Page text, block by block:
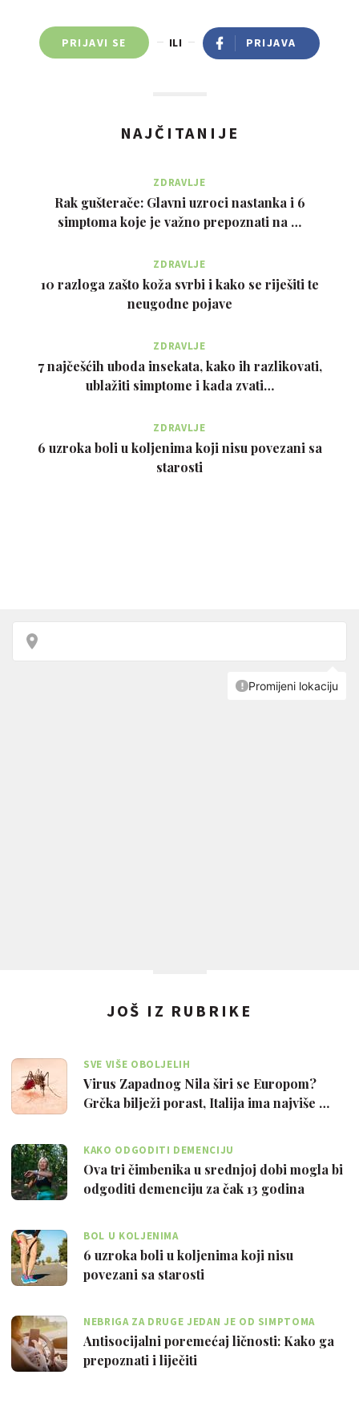
PRIJAVI SE ILI PRIJAVA
NAJČITANIJE
ZDRAVLJE
Rak gušterače: Glavni uzroci nastanka i 6
simptoma koje je važno prepoznati na …
ZDRAVLJE
10 razloga zašto koža svrbi i kako se riješiti te
neugodne pojave
ZDRAVLJE
7 najčešćih uboda insekata, kako ih razlikovati,
ublažiti simptome i kada zvati…
ZDRAVLJE
6 uzroka boli u koljenima koji nisu povezani sa
starosti
JOŠ IZ RUBRIKE
SVE VIŠE OBOLJELIH
Virus Zapadnog Nila širi se Europom?
Grčka bilježi porast, Italija ima najviše …
KAKO ODGODITI DEMENCIJU
Ova tri čimbenika u srednjoj dobi mogla bi
odgoditi demenciju za čak 13 godina
BOL U KOLJENIMA
6 uzroka boli u koljenima koji nisu
povezani sa starosti
NEBRIGA ZA DRUGE JEDAN JE OD SIMPTOMA
Antisocijalni poremećaj ličnosti: Kako ga
prepoznati i liječiti